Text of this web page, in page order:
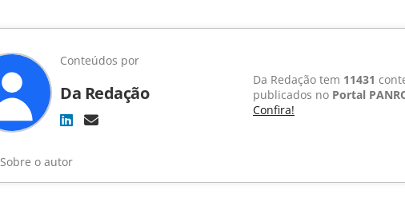
Conteúdos por
Da Redação
Da Redação tem 11431
publicados no Portal
Confira!
Sobre o autor